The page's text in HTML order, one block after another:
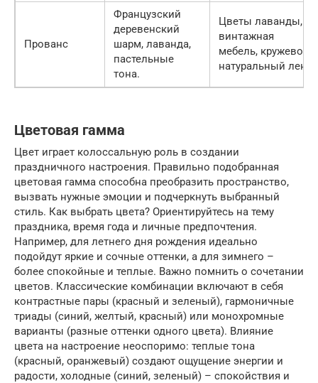
Прованс
Французский
деревенский
шарм, лаванда,
пастельные
тона.
Цветы лаванды,
винтажная
мебель, кружево,
натуральный лен.
Цветовая гамма
Цвет играет колоссальную роль в создании
праздничного настроения. Правильно подобранная
цветовая гамма способна преобразить пространство,
вызвать нужные эмоции и подчеркнуть выбранный
стиль. Как выбрать цвета? Ориентируйтесь на тему
праздника, время года и личные предпочтения.
Например, для летнего дня рождения идеально
подойдут яркие и сочные оттенки, а для зимнего –
более спокойные и теплые. Важно помнить о сочетании
цветов. Классические комбинации включают в себя
контрастные пары (красный и зеленый), гармоничные
триады (синий, желтый, красный) или монохромные
варианты (разные оттенки одного цвета). Влияние
цвета на настроение неоспоримо: теплые тона
(красный, оранжевый) создают ощущение энергии и
радости, холодные (синий, зеленый) – спокойствия и